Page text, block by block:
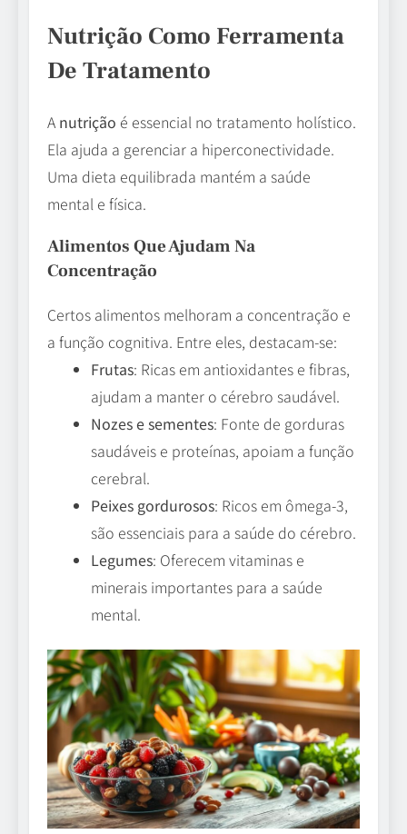
Nutrição Como Ferramenta
De Tratamento
A nutrição é essencial no tratamento holístico.
Ela ajuda a gerenciar a hiperconectividade.
Uma dieta equilibrada mantém a saúde
mental e física.
Alimentos Que Ajudam Na
Concentração
Certos alimentos melhoram a concentração e
a função cognitiva. Entre eles, destacam-se:
Frutas: Ricas em antioxidantes e fibras,
ajudam a manter o cérebro saudável.
Nozes e sementes: Fonte de gorduras
saudáveis e proteínas, apoiam a função
cerebral.
Peixes gordurosos: Ricos em ômega-3,
são essenciais para a saúde do cérebro.
Legumes: Oferecem vitaminas e
minerais importantes para a saúde
mental.